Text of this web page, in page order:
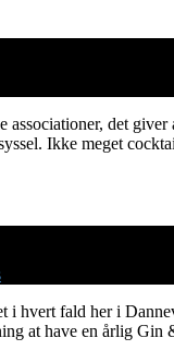
associationer, det
Ikke meget
i hvert fald her i
at have en årlig Gin